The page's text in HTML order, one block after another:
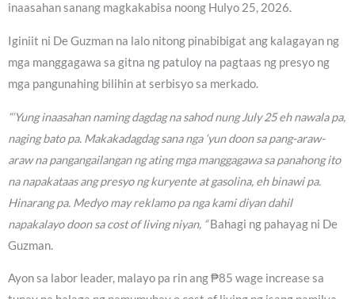
inaasahan sanang magkakabisa noong Hulyo 25, 2026.
Iginiit ni De Guzman na lalo nitong pinabibigat ang kalagayan ng
mga manggagawa sa gitna ng patuloy na pagtaas ng presyo ng
mga pangunahing bilihin at serbisyo sa merkado.
“‘Yung inaasahan naming dagdag na sahod nung July 25 eh nawala pa,
naging bato pa. Makakadagdag sana nga ‘yun doon sa pang-araw-
araw na pangangailangan ng ating mga manggagawa sa panahong ito
na napakataas ang presyo ng kuryente at gasolina, eh binawi pa.
Hinarang pa. Medyo may reklamo pa nga kami diyan dahil
napakalayo doon sa cost of living niyan, “Bahagi ng pahayag ni De
Guzman.
Ayon sa labor leader, malayo pa rin ang ₱85 wage increase sa